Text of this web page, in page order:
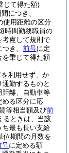
じて得た額)
につき、
使用距離の区分
時間勤務職員の
考慮して規則で
き、 前号に定
を乗じて得た額
利用せず、か
勤するものと
距離、自動車等
める区分に応
等相当額及び前
るときは、当該
ち最も長い支給
位期間の月数を
号に定める額